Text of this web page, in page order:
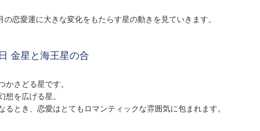
の恋愛運に大きな変化をもたらす星の動きを見ていきます。
金星と海王星の合
かさどる星です。
想を広げる星。
るとき、恋愛はとてもロマンティックな雰囲気に包まれます。